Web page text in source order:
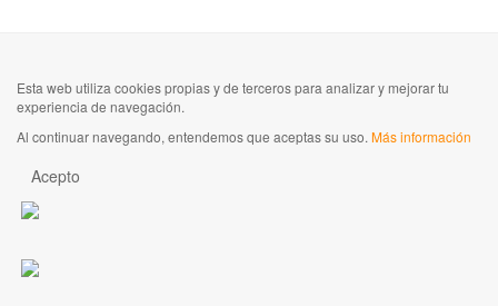
Esta web utiliza cookies propias y de terceros para analizar y mejorar tu
experiencia de navegación.
Al continuar navegando, entendemos que aceptas su uso. Más información
Acepto